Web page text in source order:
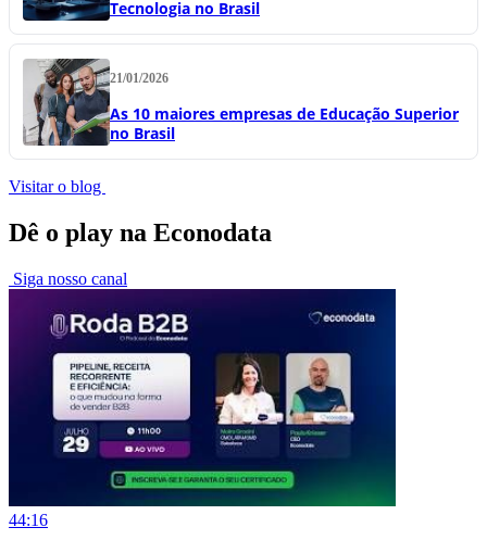
Tecnologia no Brasil
21/01/2026
As 10 maiores empresas de Educação Superior
no Brasil
Visitar o blog
Dê o play na Econodata
Siga nosso canal
44:16